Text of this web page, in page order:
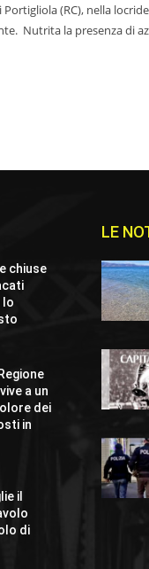
Portigliola (RC), nella
Aspromonte. Nutrita la presenza
chiuse
lo
a un
dei
in
il
di
LE